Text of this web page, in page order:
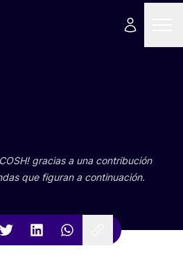
COSH! gra­cias a una con­tri­bu­ción
que figu­ran a continuación.